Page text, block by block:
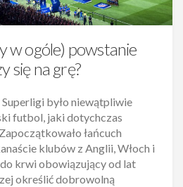
w ogóle) powstanie
się na grę?
było niewątpliwie
futbol, jaki dotychczas
łańcuch
klubów z Anglii, Włoch i
krwi obowiązujący od lat
określić dobrowolną